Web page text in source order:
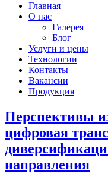
Главная
О нас
Галерея
Блог
Услуги и цены
Технологии
Контакты
Вакансии
Продукция
Перспективы
цифровая
направления